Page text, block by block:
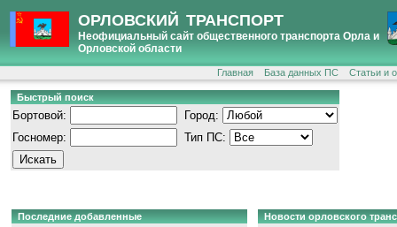
ОРЛОВСКИЙ ТРАНСПОРТ
Неофициальный сайт общественного транспорта Орла и
Орловской области
Главная База данных ПС Статьи и
Быстрый поиск
Бортовой:
Город:
Госномер:
Тип ПС:
Последние добавленные Новости орловского